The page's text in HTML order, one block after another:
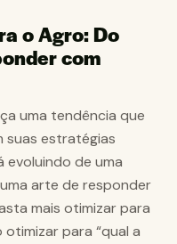
o Agro: Do
com
uma tendência que
suas estratégias
evoluindo de uma
arte de responder
mais otimizar para
para “qual a